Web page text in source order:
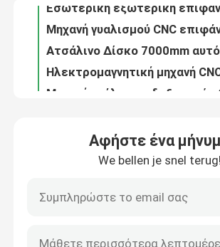
Έλεγχος ποιότητας
Επικοινωνήστε μαζί μας
Ζητήστε μια προσφορά
Μηχανή γυάλωσης δεξαμενών
Αφήστε ένα
We bellen je snel terug!